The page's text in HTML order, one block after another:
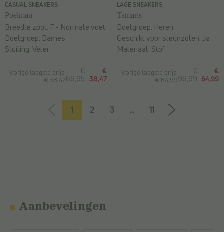
CASUAL SNEAKERS
Poelman
Vorige laagste prijs:
€ 38,47
€
69,95
€
38,47
Breedte zool: F - Normale voet
Doelgroep: Dames
Sluiting:Veter
LAGE SNEAKERS
Tamaris
Vorige laagste prijs:
€ 64,99
€
99,99
€
64,99
Doelgroep: Heren
Geschikt voor steunzolen:Ja
Materiaal: Stof
1 2 3 ... 11
Aanbevelingen